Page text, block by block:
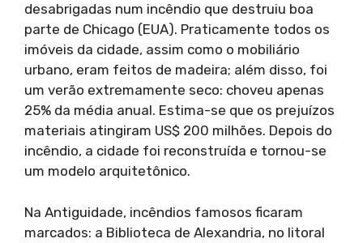
desabrigadas num incêndio que destruiu boa
parte de Chicago (EUA). Praticamente todos os
imóveis da cidade, assim como o mobiliário
urbano, eram feitos de madeira; além disso, foi
um verão extremamente seco: choveu apenas
25% da média anual. Estima-se que os prejuízos
materiais atingiram US$ 200 milhões. Depois do
incêndio, a cidade foi reconstruída e tornou-se
um modelo arquitetônico.
Na Antiguidade, incêndios famosos ficaram
marcados: a Biblioteca de Alexandria, no litoral